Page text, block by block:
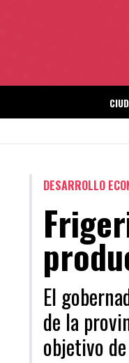
DESARROLLO
El
de la
objetivo